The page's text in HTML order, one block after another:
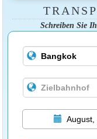
Schreiben Sie
August,